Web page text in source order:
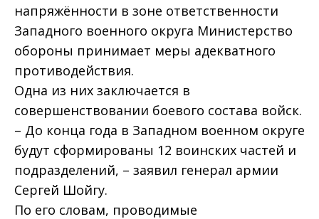
напряжённости в зоне ответственности
Западного военного округа Министерство
обороны принимает меры адекватного
противодействия.
Одна из них заключается в
совершенствовании боевого состава войск.
– До конца года в Западном военном округе
будут сформированы 12 воинских частей и
подразделений, – заявил генерал армии
Сергей Шойгу.
По его словам, проводимые